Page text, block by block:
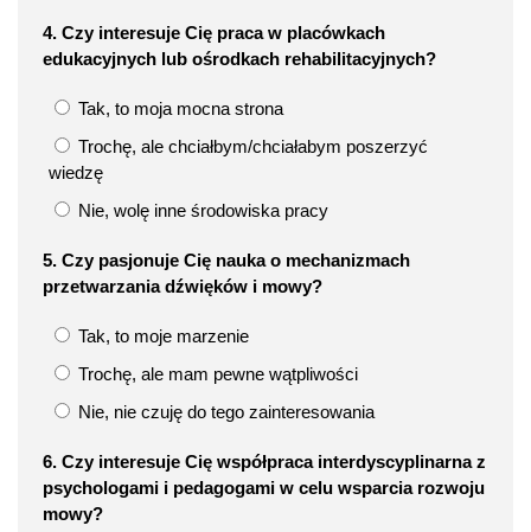
4. Czy interesuje Cię praca w placówkach
edukacyjnych lub ośrodkach rehabilitacyjnych?
Tak, to moja mocna strona
Trochę, ale chciałbym/chciałabym poszerzyć
wiedzę
Nie, wolę inne środowiska pracy
5. Czy pasjonuje Cię nauka o mechanizmach
przetwarzania dźwięków i mowy?
Tak, to moje marzenie
Trochę, ale mam pewne wątpliwości
Nie, nie czuję do tego zainteresowania
6. Czy interesuje Cię współpraca interdyscyplinarna z
psychologami i pedagogami w celu wsparcia rozwoju
mowy?